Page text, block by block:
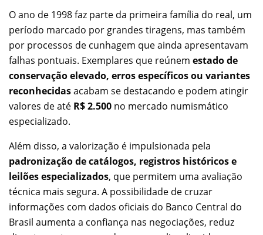
O ano de 1998 faz parte da primeira família do real, um
período marcado por grandes tiragens, mas também
por processos de cunhagem que ainda apresentavam
falhas pontuais. Exemplares que reúnem estado de
conservação elevado, erros específicos ou variantes
reconhecidasacabam se destacando e podem atingir
valores de até R$ 2.500 no mercado numismático
especializado.
Além disso, a valorização é impulsionada pela
padronização de catálogos, registros históricos e
leilões especializados, que permitem uma avaliação
técnica mais segura. A possibilidade de cruzar
informações com dados oficiais do Banco Central do
Brasil aumenta a confiança nas negociações, reduz